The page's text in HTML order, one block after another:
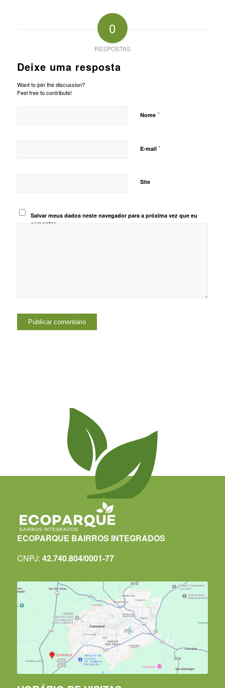
0
RESPOSTAS
Deixe uma resposta
Want to join the discussion?
Feel free to contribute!
Nome *
E-mail *
Site
Salvar meus dados neste navegador para a próxima vez que eu
comentar.
ECOPARQUE BAIRROS INTEGRADOS
CNPJ: 42.740.804/0001-77